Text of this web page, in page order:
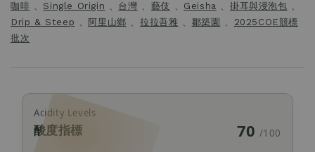
咖啡 、 Single Origin 、 台灣 、 藝伎 、 Geisha 、掛耳與浸泡包 、
Drip & Steep 、 阿里山鄉 、拉拉吾雅 、 鄒築園 、 2025COE競標
批次
Acidity Levels
酸度指標 70 /100